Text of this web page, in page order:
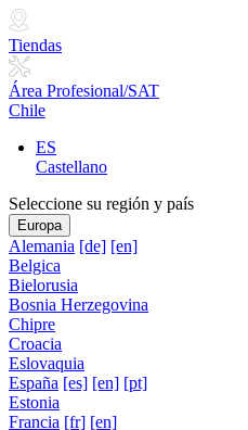
Tiendas
Área Profesional/SAT
Chile
ES
Castellano
Seleccione su región y país
Europa
Alemania [de] [en]
Belgica
Bielorusia
Bosnia Herzegovina
Chipre
Croacia
Eslovaquia
España [es] [en] [pt]
Estonia
Francia [fr] [en]